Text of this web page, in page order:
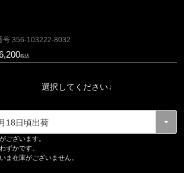
号 356-103222-8032
税込
選択してください↓
ございます。
ずかです。
ま在庫がございません。